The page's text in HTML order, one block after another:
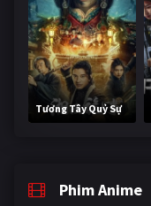
Tương Tây Quỷ Sự
Phim Anime